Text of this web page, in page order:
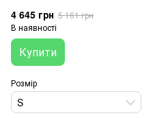
4 645 грн 5 161 грн
В наявності
Купити
Розмір
S